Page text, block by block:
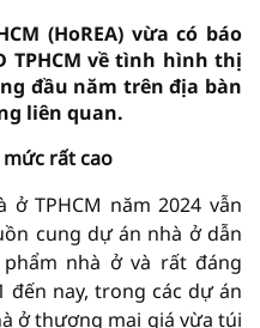
(HoREA) vừa có báo
TPHCM về tình hình thị
đầu năm trên địa bàn
liên quan.
mức rất cao
ở TPHCM năm 2024 vẫn
cung dự án nhà ở dẫn
nhà ở và rất đáng
đến nay, trong các dự án
ở thương mại giá vừa túi